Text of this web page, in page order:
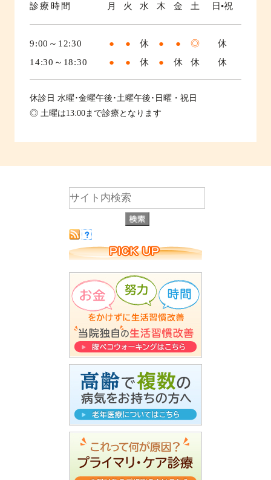
診療時間 月 火 水 木 金 土 日•祝
9:00～12:30 ● ● 休 ● ● ◎
休
14:30～18:30
● ● 休 ● 休 休 休
休診日 水曜･金曜午後･土曜午後･日曜・祝日
◎ 土曜は13:00まで診療となります